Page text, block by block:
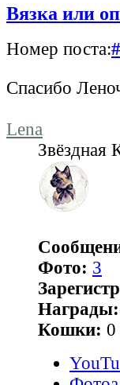
Вязка или
Номер поста:
Спасибо
Lena
Звёздная
Фото: 3
Награды:
Кошки: 0